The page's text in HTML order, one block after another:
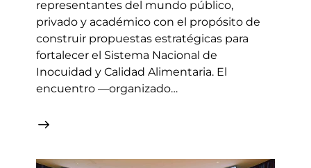
representantes del mundo público,
privado y académico con el propósito de
construir propuestas estratégicas para
fortalecer el Sistema Nacional de
Inocuidad y Calidad Alimentaria. El
encuentro —organizado…